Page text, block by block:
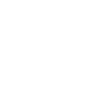
Star 1.8 GDi